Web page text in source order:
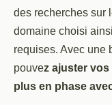
des recherches sur
domaine choisi
requises. Avec une
pouvez ajuster
plus en phase